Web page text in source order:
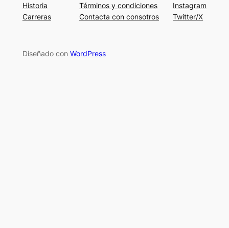
Historia
Carreras
Términos y condiciones
Contacta con consotros
Instagram
Twitter/X
Diseñado con WordPress